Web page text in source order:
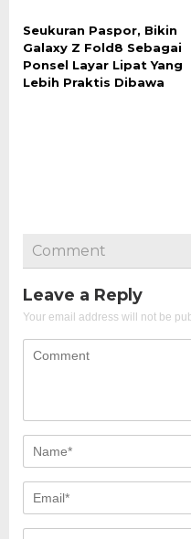
Seukuran Paspor, Bikin
Galaxy Z Fold8 Sebagai
Ponsel Layar Lipat Yang
Lebih Praktis Dibawa
Comment
Leave a Reply
Your email address will not be